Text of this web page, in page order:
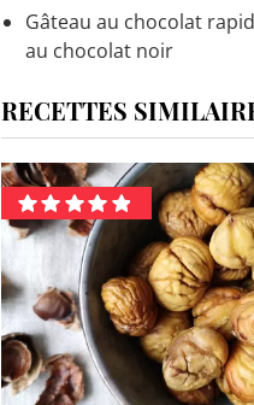
Gâteau au chocolat
au chocolat noir
RECETTES